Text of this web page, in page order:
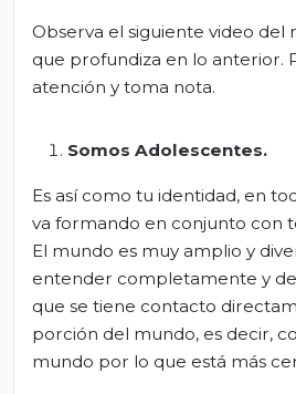
Observa el siguiente video del
que profundiza en lo anterior.
atención y toma nota.
Somos Adolescentes.
Es así como tu identidad, en
va formando en conjunto con
El mundo es muy amplio y
entender completamente y de
que se tiene contacto
porción del mundo, es decir,
mundo por lo que está más